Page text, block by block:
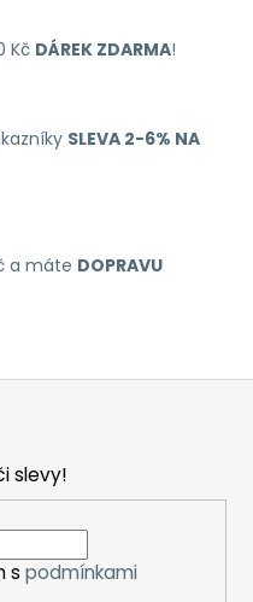
Kč DÁREK ZDARMA!
SLEVA 2-6% NA
a máte DOPRAVU
slevy!
s podmínkami